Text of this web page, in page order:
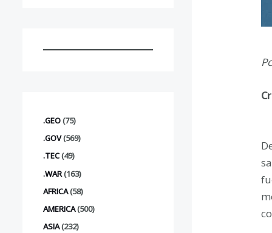
.GEO(75)
.GOV(569)
.TEC(49)
.WAR(163)
AFRICA(58)
AMERICA(500)
ASIA(232)